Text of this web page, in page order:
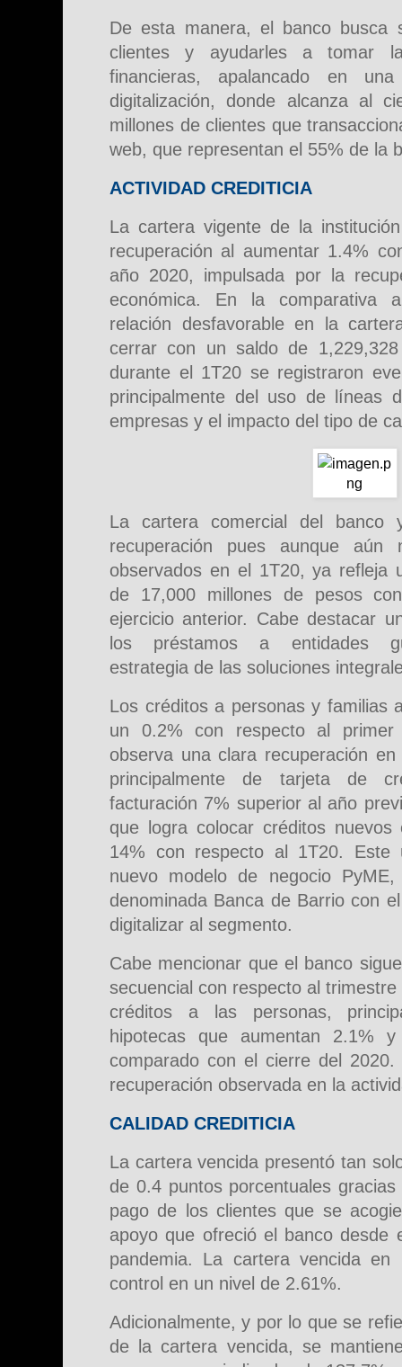
De esta manera, el banco busca
clientes y ayudarles a tomar
financieras, apalancado en
digitalización, donde alcanza al
millones de clientes que
web, que representan el 55% de la
ACTIVIDAD CREDITICIA
La cartera vigente de la
recuperación al aumentar 1.4%
año 2020, impulsada por la
económica. En la comparativa
relación desfavorable en la
cerrar con un saldo de
durante el 1T20 se registraron
principalmente del uso de líneas
empresas y el impacto del tipo de
La cartera comercial del banco
recuperación pues aunque
observados en el 1T20, ya refleja
de 17,000 millones de pesos
ejercicio anterior. Cabe destacar
los préstamos a entidades
estrategia de las soluciones
Los créditos a personas y familias
un 0.2% con respecto al
observa una clara recuperación
principalmente de tarjeta de
facturación 7% superior al año
que logra colocar créditos
14% con respecto al 1T20. Este
nuevo modelo de negocio
denominada Banca de Barrio con
digitalizar al segmento.
Cabe mencionar que el banco
secuencial con respecto al
créditos a las personas,
hipotecas que aumentan 2.1% y
comparado con el cierre del
recuperación observada en la
CALIDAD CREDITICIA
La cartera vencida presentó tan
de 0.4 puntos porcentuales
pago de los clientes que se
apoyo que ofreció el banco desde
pandemia. La cartera vencida en
control en un nivel de 2.61%.
Adicionalmente, y por lo que se
de la cartera vencida, se